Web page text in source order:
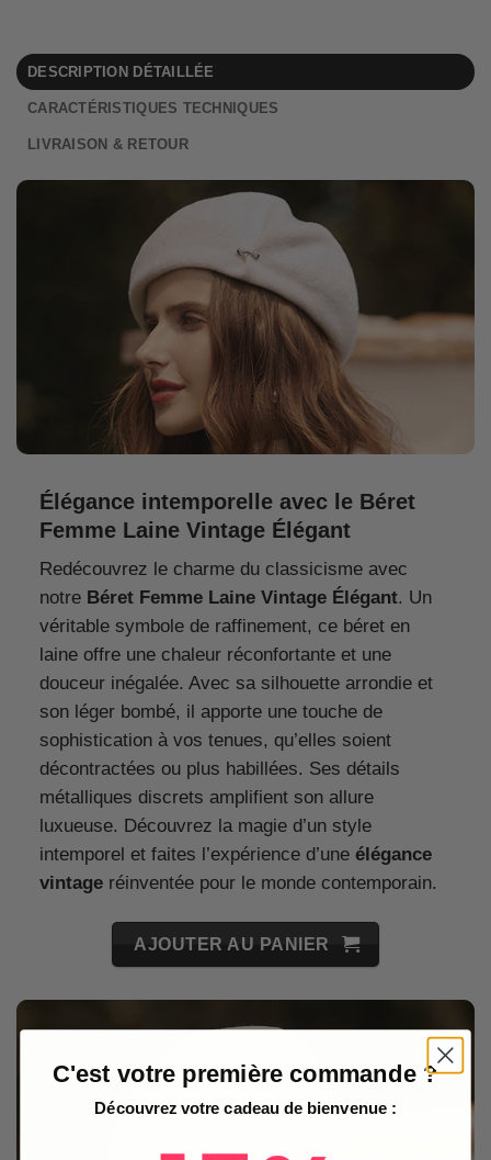
DESCRIPTION DÉTAILLÉE
CARACTÉRISTIQUES TECHNIQUES
LIVRAISON & RETOUR
Élégance intemporelle avec le Béret
Femme Laine Vintage Élégant
Redécouvrez le charme du classicisme avec
notre Béret Femme Laine Vintage Élégant. Un
véritable symbole de raffinement, ce béret en
laine offre une chaleur réconfortante et une
douceur inégalée. Avec sa silhouette arrondie et
son léger bombé, il apporte une touche de
sophistication à vos tenues, qu’elles soient
décontractées ou plus habillées. Ses détails
métalliques discrets amplifient son allure
luxueuse. Découvrez la magie d’un style
intemporel et faites l’expérience d’une élégance
vintageréinventée pour le monde contemporain.
AJOUTER AU PANIER
C'est votre première commande ?
Découvrez votre cadeau de bienvenue :